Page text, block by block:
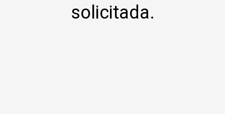
solicitada.